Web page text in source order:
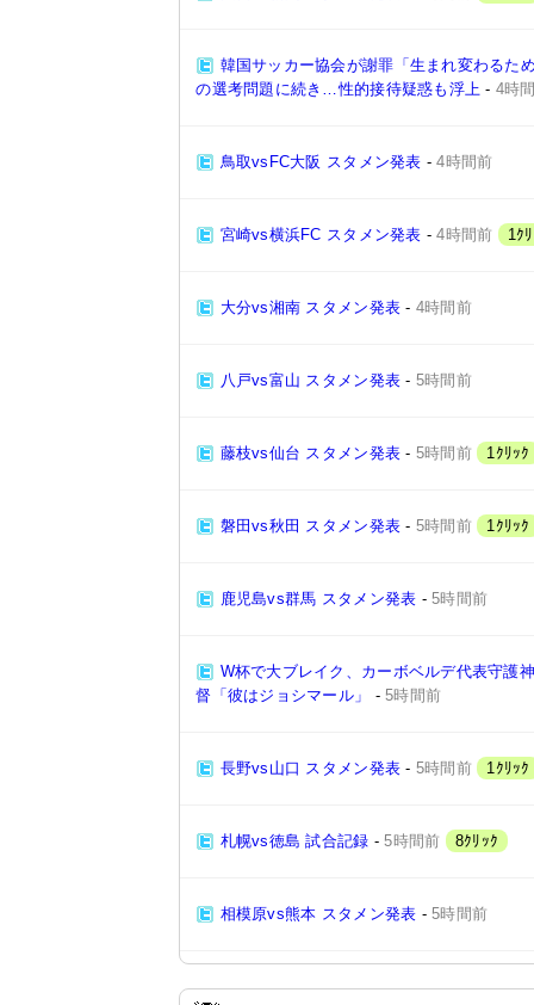
韓国サッカー協会が謝罪「生まれ変わるた
の選考問題に続き…性的接待疑惑も浮上 - 4時
鳥取vsFC大阪 スタメン発表 -4時間前
宮崎vs横浜FC スタメン発表 -4時間前 1ｸ
大分vs湘南 スタメン発表 - 4時間前
八戸vs富山 スタメン発表 - 5時間前
藤枝vs仙台 スタメン発表 - 5時間前 1ｸﾘｯｸ
磐田vs秋田 スタメン発表 - 5時間前 1ｸﾘｯｸ
鹿児島vs群馬 スタメン発表 -5時間前
W杯で大ブレイク、カーボベルデ代表守護
督「彼はジョシマール」
-5時間前
長野vs山口 スタメン発表 - 5時間前 1ｸﾘｯｸ
札幌vs徳島 試合記録 -5時間前 8ｸﾘｯｸ
相模原vs熊本 スタメン発表 -5時間前